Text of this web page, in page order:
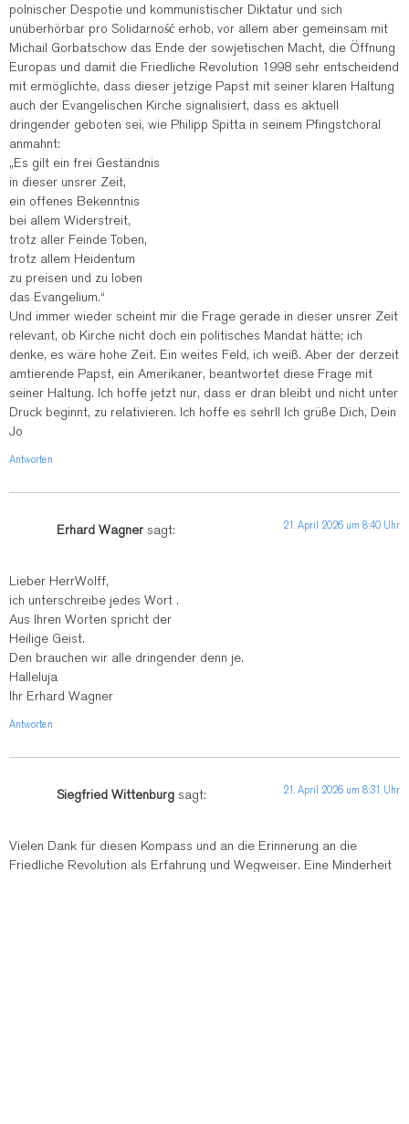
polnischer Despotie und kommunistischer Diktatur und sich
unüberhörbar pro Solidarność erhob, vor allem aber gemeinsam mit
Michail Gorbatschow das Ende der sowjetischen Macht, die Öffnung
Europas und damit die Friedliche Revolution 1998 sehr entscheidend
mit ermöglichte, dass dieser jetzige Papst mit seiner klaren Haltung
auch der Evangelischen Kirche signalisiert, dass es aktuell
dringender geboten sei, wie Philipp Spitta in seinem Pfingstchoral
anmahnt:
„Es gilt ein frei Geständnis
in dieser unsrer Zeit,
ein offenes Bekenntnis
bei allem Widerstreit,
trotz aller Feinde Toben,
trotz allem Heidentum
zu preisen und zu loben
das Evangelium.“
Und immer wieder scheint mir die Frage gerade in dieser unsrer Zeit
relevant, ob Kirche nicht doch ein politisches Mandat hätte; ich
denke, es wäre hohe Zeit. Ein weites Feld, ich weiß. Aber der derzeit
amtierende Papst, ein Amerikaner, beantwortet diese Frage mit
seiner Haltung. Ich hoffe jetzt nur, dass er dran bleibt und nicht unter
Druck beginnt, zu relativieren. Ich hoffe es sehr!! Ich grüße Dich, Dein
Jo
Antworten
Erhard Wagner sagt: 21. April 2026 um 8:40 Uhr
Lieber HerrWolff,
ich unterschreibe jedes Wort .
Aus Ihren Worten spricht der
Heilige Geist.
Den brauchen wir alle dringender denn je.
Halleluja
Ihr Erhard Wagner
Antworten
Siegfried Wittenburg sagt: 21. April 2026 um 8:31 Uhr
Vielen Dank für diesen Kompass und an die Erinnerung an die
Friedliche Revolution als Erfahrung und Wegweiser. Eine Minderheit